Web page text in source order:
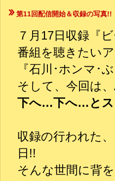
第11回配信開始＆収録の写真!!
７月17日収録『
番組を聴きたい
『石川･ホンマ･
そして、今回は
下へ…下へ…とス
収録の行われた
日!!
そんな世間に背